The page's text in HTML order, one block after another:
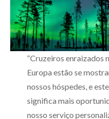
“Cruzeiros enraizados
Europa estão se
nossos hóspedes, e
significa mais
nosso serviço